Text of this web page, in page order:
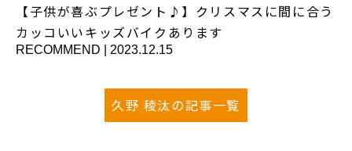
【子供が喜ぶプレゼント♪】クリスマスに間に合う
カッコいいキッズバイクあります
RECOMMEND 2023.12.15
久野 稜汰の記事一覧